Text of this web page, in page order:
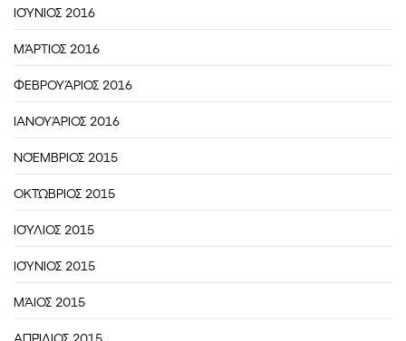
ΙΟΎΝΙΟΣ 2016
ΜΆΡΤΙΟΣ 2016
ΦΕΒΡΟΥΆΡΙΟΣ 2016
ΙΑΝΟΥΆΡΙΟΣ 2016
ΝΟΈΜΒΡΙΟΣ 2015
ΟΚΤΏΒΡΙΟΣ 2015
ΙΟΎΛΙΟΣ 2015
ΙΟΎΝΙΟΣ 2015
ΜΆΙΟΣ 2015
ΑΠΡΊΛΙΟΣ 2015